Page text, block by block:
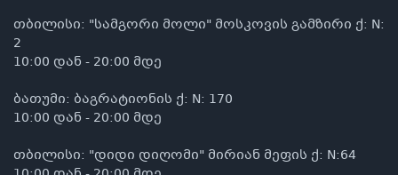
თბილისი: "სამგორი მოლი" მოსკოვის გამზირი ქ: N:
2
10:00 დან - 20:00 მდე
ბათუმი: ბაგრატიონის ქ: N: 170
10:00 დან - 20:00 მდე
თბილისი: "დიდი დიღომი" მირიან მეფის ქ: N:64